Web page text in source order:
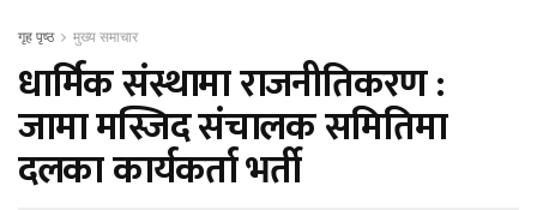
गृह पृष्ठ मुख्य समाचार
धार्मिक संस्थामा राजनीतिकरण :
जामा मस्जिद संचालक समितिमा
दलका कार्यकर्ता भर्ती